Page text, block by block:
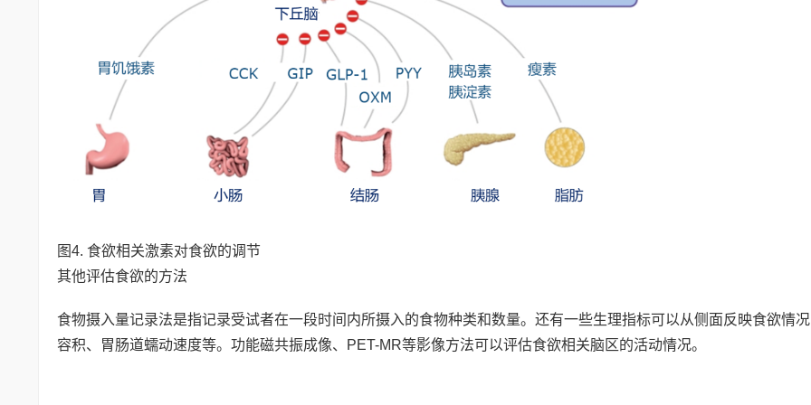
图4. 食欲相关激素对食欲的调节
其他评估食欲的方法
食物摄入量记录法是指记录受试者在一段时间内所摄入的食物种类和数量。还有一些生理指标可以从侧面反映食欲情
容积、胃肠道蠕动速度等。功能磁共振成像、PET-MR等影像方法可以评估食欲相关脑区的活动情况。